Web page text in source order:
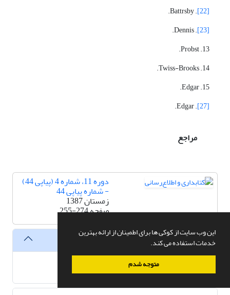
این وب سایت از کوکی ها برای اطمینان از ارائه بهترین
خدمات استفاده می کند.
متوجه شدم
[22]
. Battrsby.
[23]
. Dennis.
13. Probst.
14. Twiss-Brooks.
15. Edgar.
[27]
. Edgar.
مراجع
دوره 11، شماره 4 (پیاپی 44)
- شماره پیاپی 44
زمستان 1387
صفحه255-274
فایل ها